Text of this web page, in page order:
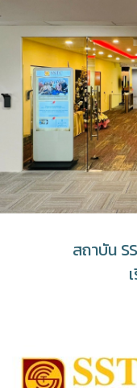
สถาบัน